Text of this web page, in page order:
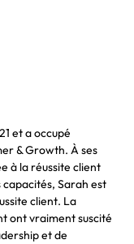
et a occupé
& Growth. À ses
à la réussite client
Sarah est
client. La
ont vraiment suscité
et de